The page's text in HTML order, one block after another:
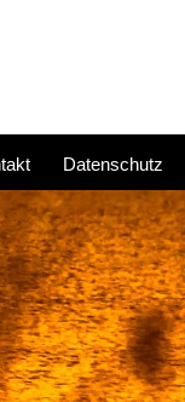
Datenschutz